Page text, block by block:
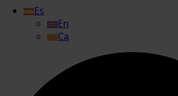
Es
En
Ca